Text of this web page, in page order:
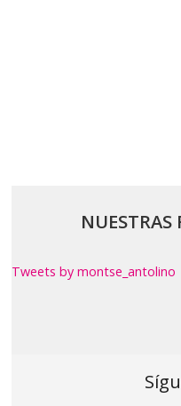
NUESTRAS
Tweets by montse_antolino